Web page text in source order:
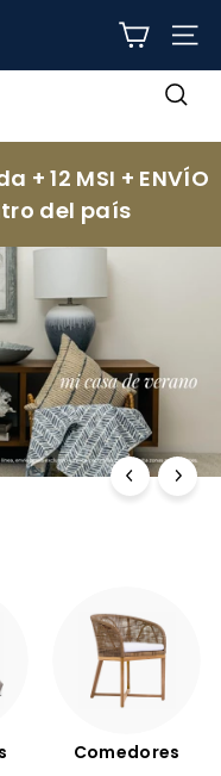
12 MSI + ENVÍO
del país
Comedores